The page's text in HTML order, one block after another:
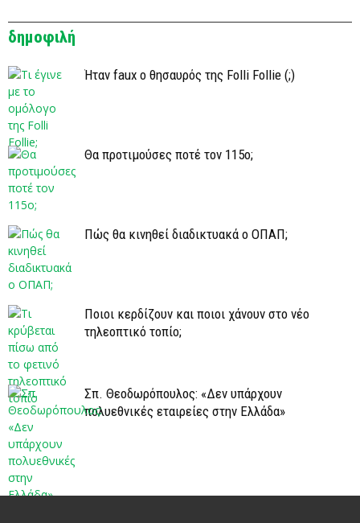
δημοφιλή
Ήταν faux ο θησαυρός της Folli Follie (;)
Θα προτιμούσες ποτέ τον 115ο;
Πώς θα κινηθεί διαδικτυακά ο ΟΠΑΠ;
Ποιοι κερδίζουν και ποιοι χάνουν στο νέο
τηλεοπτικό τοπίο;
Σπ. Θεοδωρόπουλος: «Δεν υπάρχουν
πολυεθνικές εταιρείες στην Ελλάδα»